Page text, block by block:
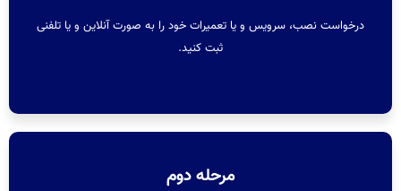
درخواست نصب، سرویس و یا تعمیرات خود را به صورت آنلاین و یا تلفنی
ثبت کنید.
مرحله دوم